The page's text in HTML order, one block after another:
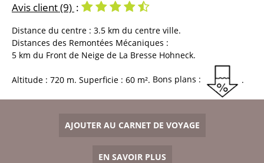
Avis client(9)
Distance du centre : 3.5 km du centre ville
Distances des Remontées Mécaniques :
5 km du Front de Neige de La Bresse Hohneck
Altitude : 720 m Superficie : 60 m² Bons plans :
AJOUTER AU CARNET DE VOYAGE
EN SAVOIR PLUS